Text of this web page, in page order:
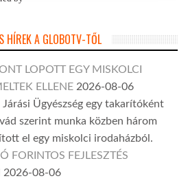
HÍREK A GLOBOTV-TŐL
LOPOTT EGY MISKOLCI
ELLENE 2026-08-06
Ügyészség egy takarítóként
szerint munka közben három
el egy miskolci irodaházból.
FORINTOS FEJLESZTÉS
2026-08-06